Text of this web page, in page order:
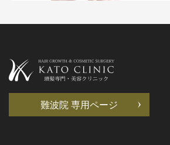
難波院 専用ページ